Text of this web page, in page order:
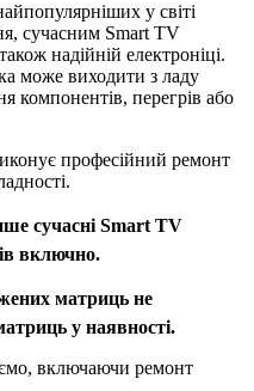
у світі
сучасним Smart TV
надійній електроніці.
може виходити з ладу
компонентів, перегрів або
професійний ремонт
сучасні Smart TV
включно.
матриць не
у наявності.
включаючи ремонт